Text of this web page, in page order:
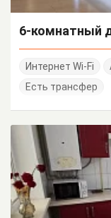
6-комнатный
Интернет Wi-Fi
Есть трансфер